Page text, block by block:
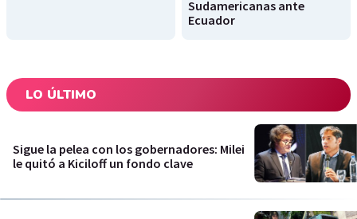
Sudamericanas ante
Ecuador
LO ÚLTIMO
Sigue la pelea con los gobernadores: Milei
le quitó a Kiciloff un fondo clave